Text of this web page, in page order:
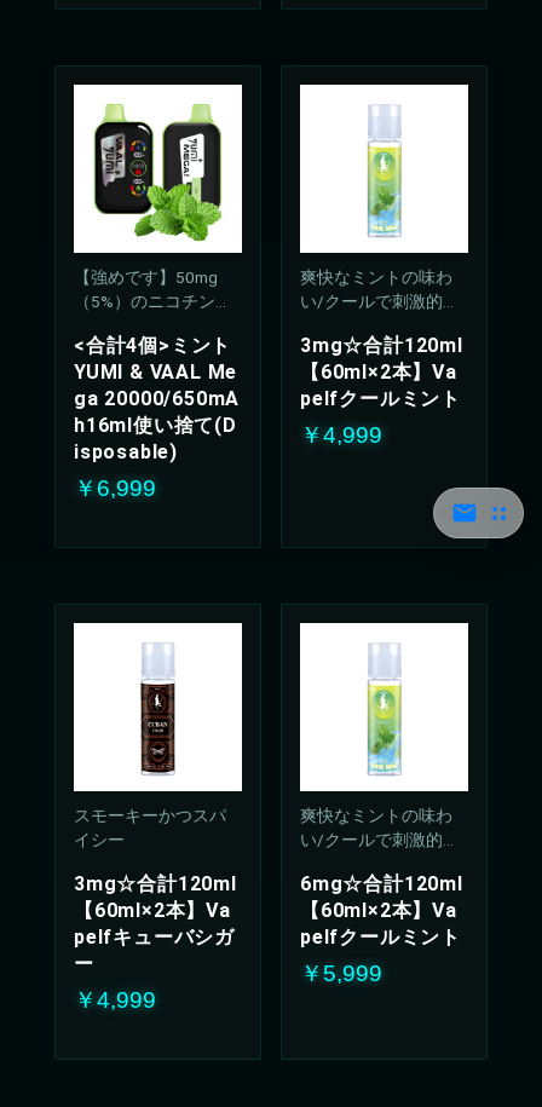
【強めです】50mg
（5%）のニコチン濃
<合計4個>ミント
YUMI & VAAL Me
ga 20000/650mA
h16ml使い捨て(D
isposable)
￥6,999
爽快なミントの味わ
い/クールで刺激的な
G%)
3mg☆合計120ml
【60ml×2本】Va
pelfクールミント
￥4,999
スモーキーかつスパ
イシー
3mg☆合計120ml
【60ml×2本】Va
pelfキューバシガ
ー
￥4,999
爽快なミントの味わ
い/クールで刺激的な
G%)
6mg☆合計120ml
【60ml×2本】Va
pelfクールミント
￥5,999